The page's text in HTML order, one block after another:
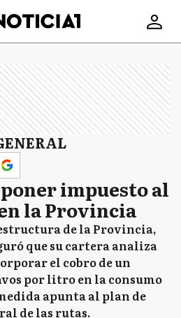
impuesto al
la Provincia
de la Provincia,
que su cartera analiza
el cobro de un
por litro en la consumo
apunta al plan de
de las rutas.